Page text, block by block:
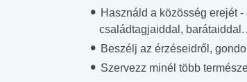
Használd a közösség erejét
családtagjaiddal,
Beszélj az érzéseidről,
Szervezz minél több